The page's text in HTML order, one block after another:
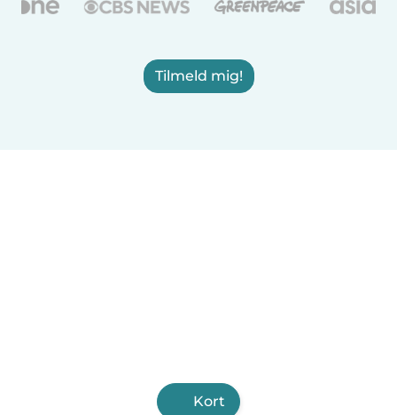
Tilmeld mig!
Kort